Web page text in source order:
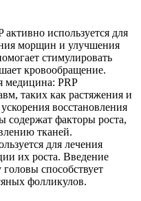
используется для
морщин и улучшения
стимулировать
кровообращение.
медицина: PRP
таких как растяжения и
восстановления
содержат факторы роста,
тканей.
для лечения
их роста. Введение
способствует
фолликулов.